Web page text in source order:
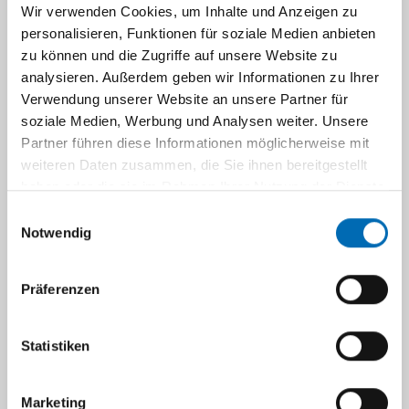
Wir verwenden Cookies, um Inhalte und Anzeigen zu
personalisieren, Funktionen für soziale Medien anbieten
zu können und die Zugriffe auf unsere Website zu
analysieren. Außerdem geben wir Informationen zu Ihrer
Verwendung unserer Website an unsere Partner für
soziale Medien, Werbung und Analysen weiter. Unsere
Partner führen diese Informationen möglicherweise mit
weiteren Daten zusammen, die Sie ihnen bereitgestellt
haben oder die sie im Rahmen Ihrer Nutzung der Dienste
Notwendig
Präferenzen
Statistiken
Marketing
Prof. Dr. Esther Florin
CV
Seit
Lichtenberg
Heinrich-Heine Universität,
05/2016